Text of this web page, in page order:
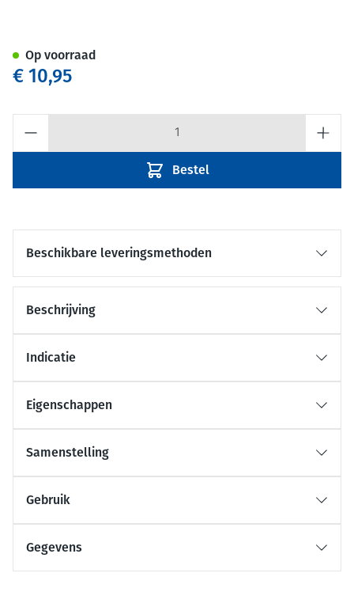
€ 10,95
Bestel
Op voorraad
Beschikbare leveringsmethoden
Beschrijving
Indicatie
Eigenschappen
Samenstelling
Gebruik
Gegevens